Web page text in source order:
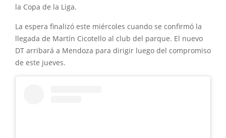
la Copa de la Liga.
La espera finalizó este miércoles cuando se confirmó la
llegada de Martín Cicotello al club del parque. El nuevo
DT arribará a Mendoza para dirigir luego del compromiso
de este jueves.